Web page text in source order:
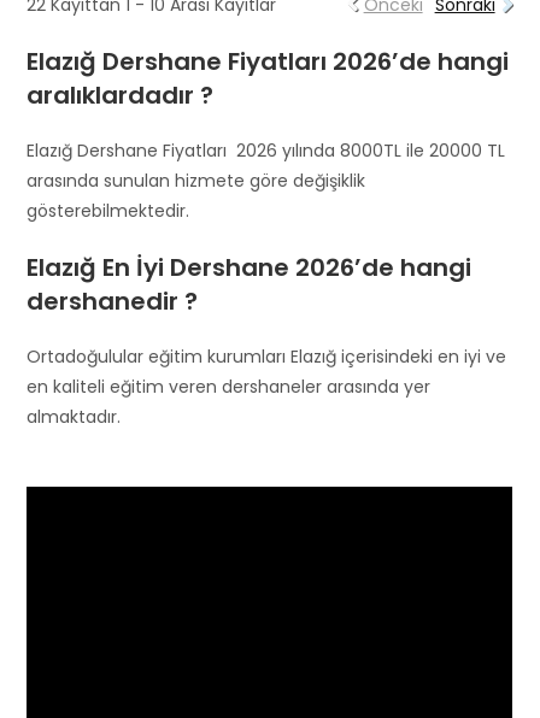
Elazığ Dershane Fiyatları 2026’de hangi
aralıklardadır ?
Elazığ Dershane Fiyatları 2026 yılında 8000TL ile 20000 TL
arasında sunulan hizmete göre değişiklik
gösterebilmektedir.
Elazığ En İyi Dershane 2026’de hangi
dershanedir ?
Ortadoğulular eğitim kurumları Elazığ içerisindeki en iyi ve
en kaliteli eğitim veren dershaneler arasında yer
almaktadır.